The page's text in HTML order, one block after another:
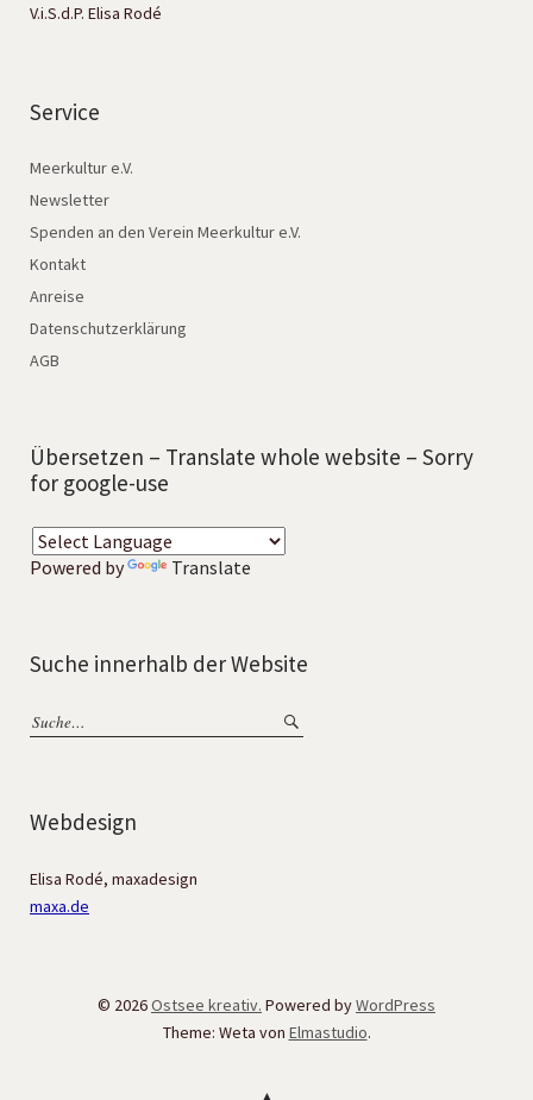
V.i.S.d.P. Elisa Rodé
Service
Meerkultur e.V.
Newsletter
Spenden an den Verein Meerkultur e.V.
Kontakt
Anreise
Datenschutzerklärung
AGB
Übersetzen – Translate whole website – Sorry
for google-use
Powered by Translate
Suche innerhalb der Website
Webdesign
Elisa Rodé, maxadesign
maxa.de
© 2026Ostsee kreativ. Powered byWordPress
Theme: Weta von Elmastudio.